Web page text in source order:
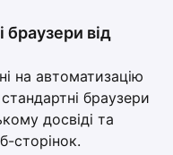
браузери від
на автоматизацію
браузери
досвіді та
сторінок.